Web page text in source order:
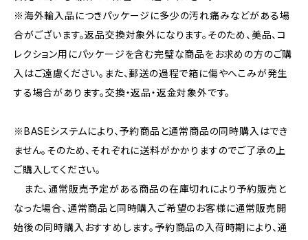
※海外輸入品につきパッケージに多少の汚れ痛みなどがある場
合がございます。返品交換対象外になります。そのため、美品、コ
レクション用にパッケージを含む完璧な商品をお求めの方のご購
入はご遠慮ください。また、郵送の過程で箱に傷やへこみが発生
する場合があります。交換・返品・返金対象外です。
※BASEシステムにより、予約商品と通常商品の同時購入はでき
ません。そのため、それぞれに送料がかかりますのでご了承の上
ご購入してください。
また、通常販売予定がある商品の在庫切れにより予約販売と
なった場合、通常商品と同時購入ご希望のお客様に通常販売開
始後の同時購入おすすめします。予約商品の入荷時期により、通